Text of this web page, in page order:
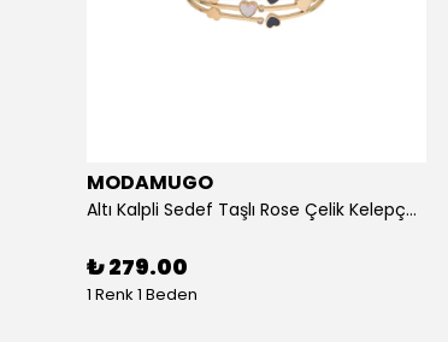
MODAMUGO
Altı Kalpli Sedef Taşlı Rose Çelik Kelepçe Bileklik
₺ 279.00
1 Renk 1 Beden